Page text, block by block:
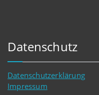
Datenschutz
Datenschutzerklärung
Impressum